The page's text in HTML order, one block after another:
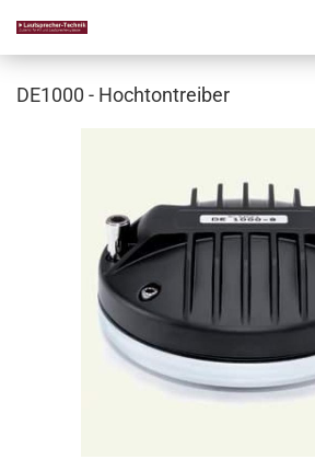
DE1000 - Hochtontreiber